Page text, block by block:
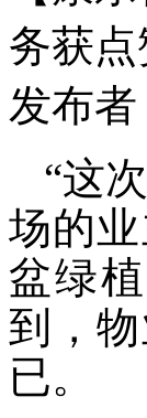
务获点
发布
“这
场的
盆绿
到，
已。